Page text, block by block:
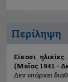
Περίληψη
Είκοσι
(Μαϊος 1941 -
Δεν υπάρχει